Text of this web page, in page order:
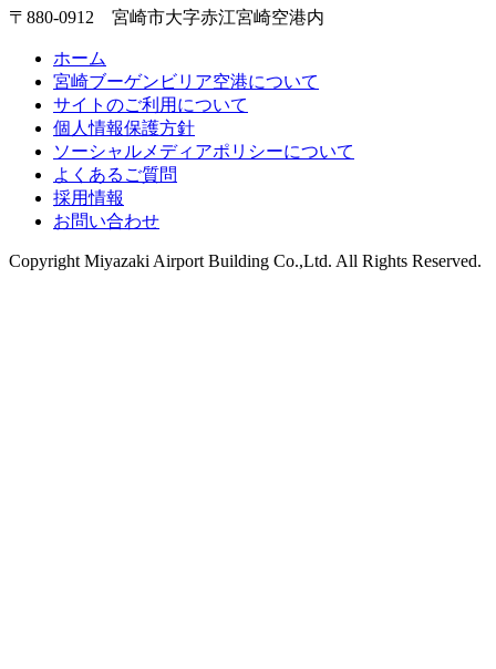
〒880-0912 宮崎市大字赤江宮崎空港内
ホーム
宮崎ブーゲンビリア空港について
サイトのご利用について
個人情報保護方針
ソーシャルメディアポリシーについて
よくあるご質問
採用情報
お問い合わせ
Copyright Miyazaki Airport Building Co.,Ltd. All Rights Reserved.